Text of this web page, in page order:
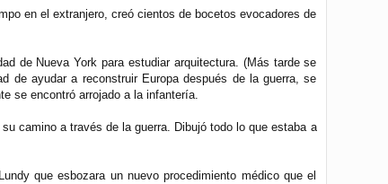
en el extranjero, creó cientos de bocetos evocadores de
de Nueva York para estudiar arquitectura. (Más tarde se
de ayudar a reconstruir Europa después de la guerra, se
se encontró arrojado a la infantería.
camino a través de la guerra. Dibujó todo lo que estaba a
que esbozara un nuevo procedimiento médico que el